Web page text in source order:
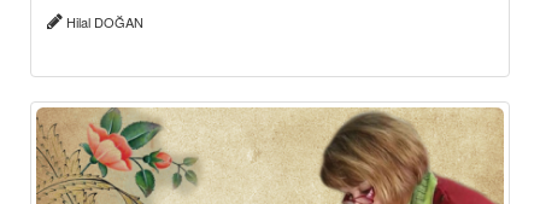
Hilal DOĞAN